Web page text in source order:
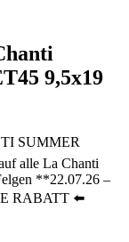
9,5x19
SUMMER
alle La Chanti
**22.07.26 –
RABATT ⬅️